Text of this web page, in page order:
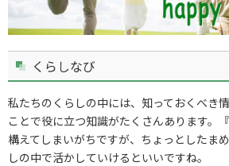
くらしなび
私たちのくらしの中には、知っておくべき
ことで役に立つ知識がたくさんあります。
構えてしまいがちですが、ちょっとしたま
しの中で活かしていけるといいですね。